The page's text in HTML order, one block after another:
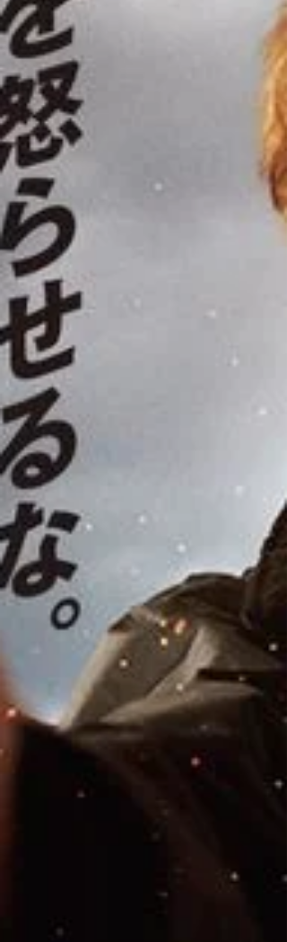
り、市場に一定の安心感が広がったことが
ります。 加えて、日銀が追加利上げに踏み
切ったことも、金融政策の正常化が進むと
う見方につながり、相場全体の安心材料の
つとして受け止められました。 とはいえ、
相場を押し上げている中心がAIや半導体関
株であるという構図は、今も変わっていま
ん。 結局のところ、今の市場をけん引して
いるのは、次の時代を担う成長分野への期
だと言えるのでしょう。...